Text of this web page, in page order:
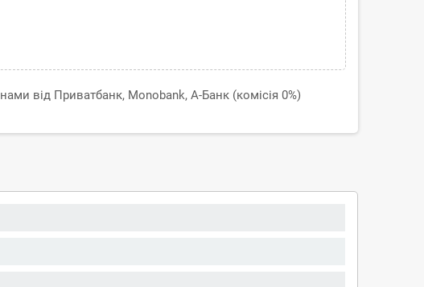
від Приватбанк, Monobank, А-Банк (комісія 0%)